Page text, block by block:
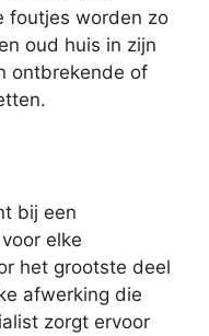
foutjes worden zo
oud huis in zijn
ontbrekende of
bij een
elke
het grootste deel
afwerking die
zorgt ervoor